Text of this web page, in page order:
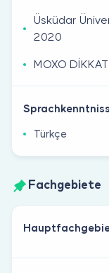
Üsküdar
2020
MOXO
Türkçe
Fachgebiete